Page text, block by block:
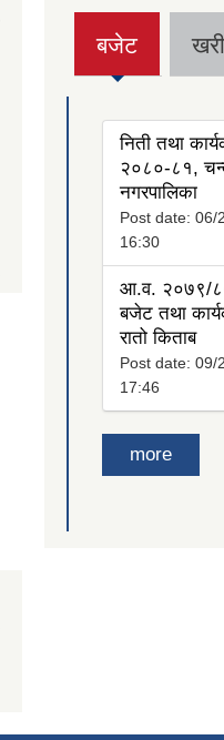
बजेट
(active
tab)
निती तथा
२०८०-८१,
नगरपालिका
Post date: 06/
16:30
आ.व. २०७९/८०
बजेट तथा
रातो किताब
Post date: 09/
17:46
more